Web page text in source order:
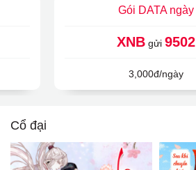
Gói DATA ngày
XNBgửi 9502
3,000đ/ngày
Cổ đại